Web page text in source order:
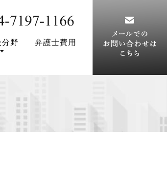
野 弁護士費用